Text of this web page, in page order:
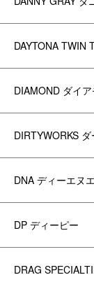
DAYTONA TWIN
DIAMOND ダイア
DIRTYWORKS
DNA ディーエヌ
DP ディーピー
DRAG